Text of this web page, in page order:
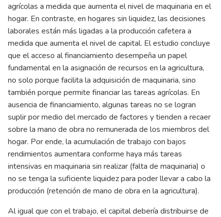
agrícolas a medida que aumenta el nivel de maquinaria en el
hogar. En contraste, en hogares sin liquidez, las decisiones
laborales están más ligadas a la producción cafetera a
medida que aumenta el nivel de capital. El estudio concluye
que el acceso al financiamiento desempeña un papel
fundamental en la asignación de recursos en la agricultura,
no solo porque facilita la adquisición de maquinaria, sino
también porque permite financiar las tareas agrícolas. En
ausencia de financiamiento, algunas tareas no se logran
suplir por medio del mercado de factores y tienden a recaer
sobre la mano de obra no remunerada de los miembros del
hogar. Por ende, la acumulación de trabajo con bajos
rendimientos aumentara conforme haya más tareas
intensivas en maquinaria sin realizar (falta de maquinaria) o
no se tenga la suficiente liquidez para poder llevar a cabo la
producción (retención de mano de obra en la agricultura).
Al igual que con el trabajo, el capital debería distribuirse de